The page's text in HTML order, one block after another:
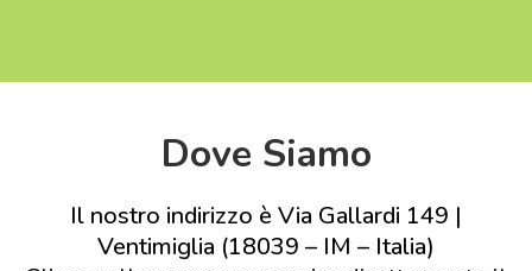
Dove Siamo
Il nostro indirizzo è Via Gallardi 149 |
Ventimiglia (18039 – IM – Italia)